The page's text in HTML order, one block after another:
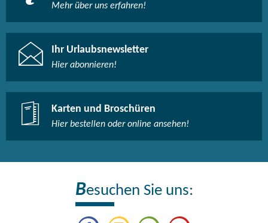
Mehr über uns erfahren!
Ihr Urlaubsnewsletter
Hier abonnieren!
Karten und Broschüren
Hier bestellen oder online ansehen!
Besuchen Sie uns: